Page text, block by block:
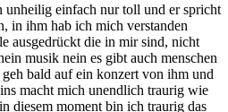
einfach nur toll und er spricht
in ihm hab ich mich verstanden
ausgedrückt die in mir sind, nicht
musik nein es gibt auch menschen
bald auf ein konzert von ihm und
macht mich unendlich traurig wie
diesem moment bin ich traurig das